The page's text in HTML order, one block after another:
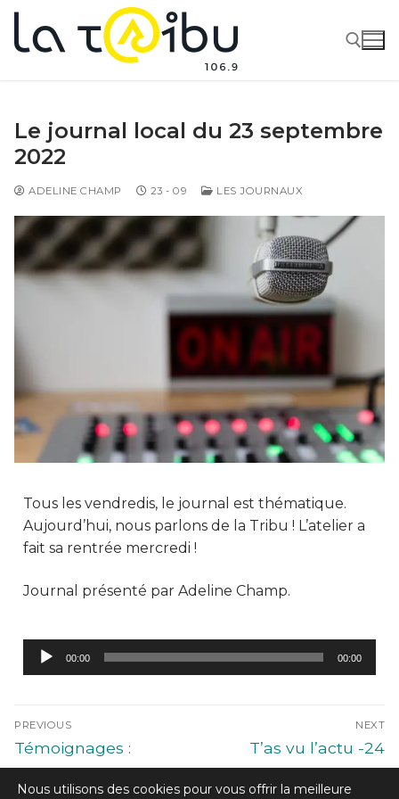
Le journal local du 23 septembre
2022
ADELINE CHAMP 23 - 09 LES JOURNAUX
Tous les vendredis, le journal est thématique.
Aujourd’hui, nous parlons de la Tribu ! L’atelier a
fait sa rentrée mercredi !
Journal présenté par Adeline Champ.
Lecteur
audio
00:00 00:00
PREVIOUS
Témoignages :
Rattrapage du COVID
NEXT
T’as vu l’actu -24
septembre 2022
Nous utilisons des cookies pour vous offrir la meilleure